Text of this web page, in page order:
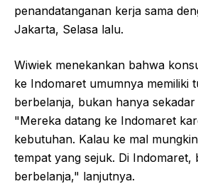
penandatanganan kerja sama
Jakarta, Selasa lalu.
Wiwiek menekankan bahwa
ke Indomaret umumnya memiliki
berbelanja, bukan hanya
"Mereka datang ke Indomaret
kebutuhan. Kalau ke mal
tempat yang sejuk. Di Indomaret,
berbelanja," lanjutnya.